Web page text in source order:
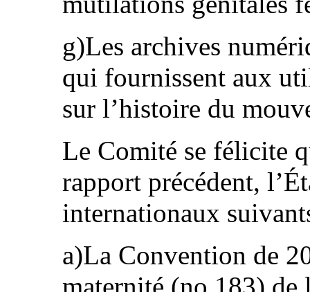
g)Les archives
qui fournissent aux
sur l’histoire du
Le Comité se félicite
rapport précédent,
internationaux
a)La Convention de
maternité (no 183) de